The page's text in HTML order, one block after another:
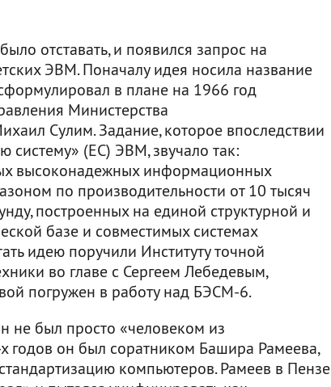
отставать, и появился запрос на
ЭВМ. Поначалу идея носила название
в плане на 1966 год
Министерства
Сулим. Задание, которое впоследствии
систему» (ЕС) ЭВМ, звучало так:
высоконадежных информационных
по производительности от 10 тысяч
построенных на единой структурной и
базе и совместимых системах
идею поручили Институту точной
во главе с Сергеем Лебедевым,
погружен в работу над БЭСМ-6.
не был просто «человеком из
годов он был соратником Башира Рамеева,
компьютеров. Рамеев в Пензе